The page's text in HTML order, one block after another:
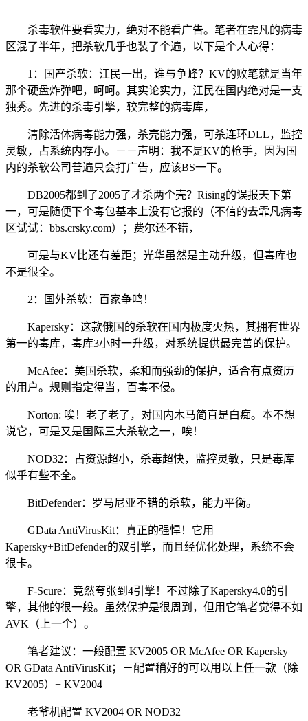
杀毒软件要看实力，绝对不能看广告。笔者在霏凡的病毒
区混了半年，把杀软几乎也装了个遍，以下是个人心得：
1：国产杀软：江民一出，谁与争峰？KV的败笔就是当年
那个硬盘炸弹吧，呵呵。其实论实力，江民在国内绝对是一支
独秀。先进的杀毒引擎，较完整的病毒库，
清除活体病毒能力强，杀壳能力强，可杀连环DLL，监控
灵敏，占系统内存小。－－声明：我不是KV的枪手，因为国
内的杀软公司普遍只会打广告，应该BS一下。
DB2005都到了2005了才杀两个壳？Rising的误报天下第
一，可是随便下个毒包基本上没有它报的（不信的去霏凡病毒
区试试：bbs.crsky.com）；费尔还不错，
可是与KV比还有差距；光华虽然是主动升级，但毒库也
不是很全。
2：国外杀软：百家争鸣！
Kapersky：这款俄国的杀软在国内极度火热，其拥有世界
第一的毒库，毒库3小时一升级，对系统提供最完善的保护。
McAfee：美国杀软，柔和而强劲的保护，适合有点资历
的用户。规则指定得当，百毒不侵。
Norton: 唉！老了老了，对国内木马简直是白痴。本不想
说它，可是又是国际三大杀软之一，唉！
NOD32：占资源超小，杀毒超快，监控灵敏，只是毒库
似乎有些不全。
BitDefender：罗马尼亚不错的杀软，能力平衡。
GData AntiVirusKit：真正的强悍！它用
Kapersky+BitDefender的双引擎，而且经优化处理，系统不会
很卡。
F-Scure：竟然夸张到4引擎！不过除了Kapersky4.0的引
擎，其他的很一般。虽然保护是很周到，但用它笔者觉得不如
AVK（上一个）。
笔者建议：一般配置 KV2005 OR McAfee OR Kapersky
OR GData AntiVirusKit；－配置稍好的可以用以上任一款（除
KV2005）+ KV2004
老爷机配置 KV2004 OR NOD32